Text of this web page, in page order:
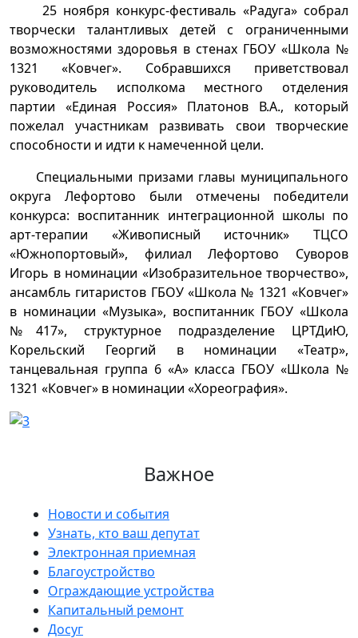
25 ноября конкурс-фестиваль «Радуга» собрал
творчески талантливых детей с ограниченными
возможностями здоровья в стенах ГБОУ «Школа №
1321 «Ковчег». Собравшихся приветствовал
руководитель исполкома местного отделения
партии «Единая Россия» Платонов В.А., который
пожелал участникам развивать свои творческие
способности и идти к намеченной цели.
Специальными призами главы муниципального
округа Лефортово были отмечены победители
конкурса: воспитанник интеграционной школы по
арт-терапии «Живописный источник» ТЦСО
«Южнопортовый», филиал Лефортово Суворов
Игорь в номинации «Изобразительное творчество»,
ансамбль гитаристов ГБОУ «Школа № 1321 «Ковчег»
в номинации «Музыка», воспитанник ГБОУ «Школа
№417», структурное подразделение ЦРТДиЮ,
Корельский Георгий в номинации «Театр»,
танцевальная группа 6 «А» класса ГБОУ «Школа №
1321 «Ковчег» в номинации «Хореография».
Важное
Новости и события
Узнать, кто ваш депутат
Электронная приемная
Благоустройство
Ограждающие устройства
Капитальный ремонт
Досуг